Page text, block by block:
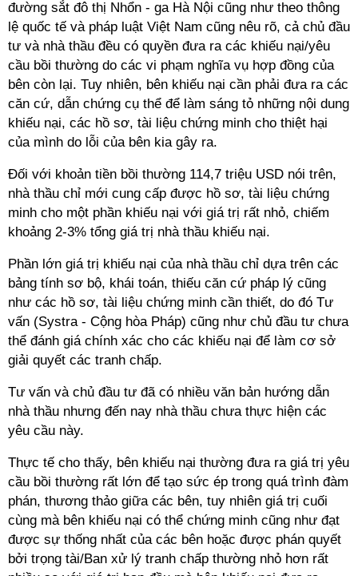
đường sắt đô thị Nhổn - ga Hà Nội cũng như theo thông
lệ quốc tế và pháp luật Việt Nam cũng nêu rõ, cả chủ đầu
tư và nhà thầu đều có quyền đưa ra các khiếu nại/yêu
cầu bồi thường do các vi phạm nghĩa vụ hợp đồng của
bên còn lại. Tuy nhiên, bên khiếu nại cần phải đưa ra các
căn cứ, dẫn chứng cụ thể để làm sáng tỏ những nội dung
khiếu nại, các hồ sơ, tài liệu chứng minh cho thiệt hại
của mình do lỗi của bên kia gây ra.
Đối với khoản tiền bồi thường 114,7 triệu USD nói trên,
nhà thầu chỉ mới cung cấp được hồ sơ, tài liệu chứng
minh cho một phần khiếu nại với giá trị rất nhỏ, chiếm
khoảng 2-3% tổng giá trị nhà thầu khiếu nại.
Phần lớn giá trị khiếu nại của nhà thầu chỉ dựa trên các
bảng tính sơ bộ, khái toán, thiếu căn cứ pháp lý cũng
như các hồ sơ, tài liệu chứng minh cần thiết, do đó Tư
vấn (Systra - Cộng hòa Pháp) cũng như chủ đầu tư chưa
thể đánh giá chính xác cho các khiếu nại để làm cơ sở
giải quyết các tranh chấp.
Tư vấn và chủ đầu tư đã có nhiều văn bản hướng dẫn
nhà thầu nhưng đến nay nhà thầu chưa thực hiện các
yêu cầu này.
Thực tế cho thấy, bên khiếu nại thường đưa ra giá trị yêu
cầu bồi thường rất lớn để tạo sức ép trong quá trình đàm
phán, thương thảo giữa các bên, tuy nhiên giá trị cuối
cùng mà bên khiếu nại có thể chứng minh cũng như đạt
được sự thống nhất của các bên hoặc được phán quyết
bởi trọng tài/Ban xử lý tranh chấp thường nhỏ hơn rất